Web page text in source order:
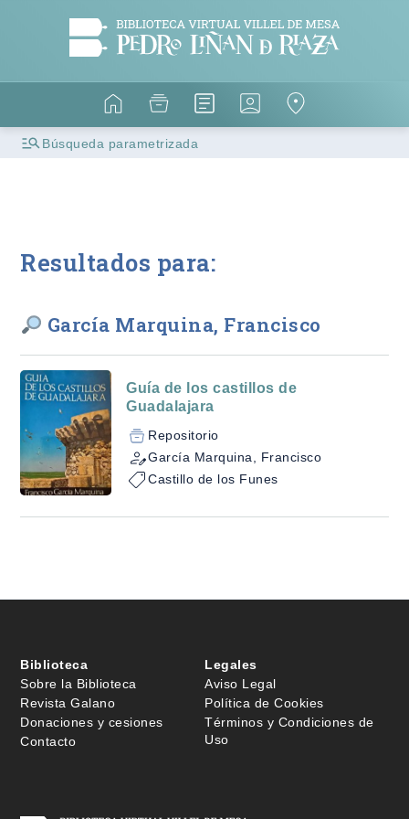
Búsqueda parametrizada
Resultados para:
García Marquina, Francisco
Guía de los castillos de
Guadalajara
Repositorio
García Marquina, Francisco
Castillo de los Funes
Biblioteca
Sobre la Biblioteca
Revista Galano
Donaciones y cesiones
Contacto
Legales
Aviso Legal
Política de Cookies
Términos y Condiciones de
Uso